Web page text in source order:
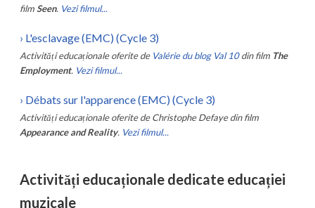
filmSeen. Vezi filmul...
› L'esclavage (EMC) (Cycle 3)
Activități educaționale oferite de Valérie du blog Val 10 din film The
Employment. Vezi filmul...
› Débats sur l'apparence (EMC) (Cycle 3)
Activități educaționale oferite de Christophe Defaye din film
Appearance and Reality. Vezi filmul...
Activități educaționale dedicate educației
muzicale